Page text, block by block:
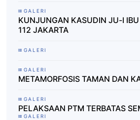
GALERI
KUNJUNGAN KASUDIN JU-I IBU
112 JAKARTA
GALERI
GALERI
METAMORFOSIS TAMAN DAN
GALERI
PELAKSAAN PTM TERBATAS
GALERI